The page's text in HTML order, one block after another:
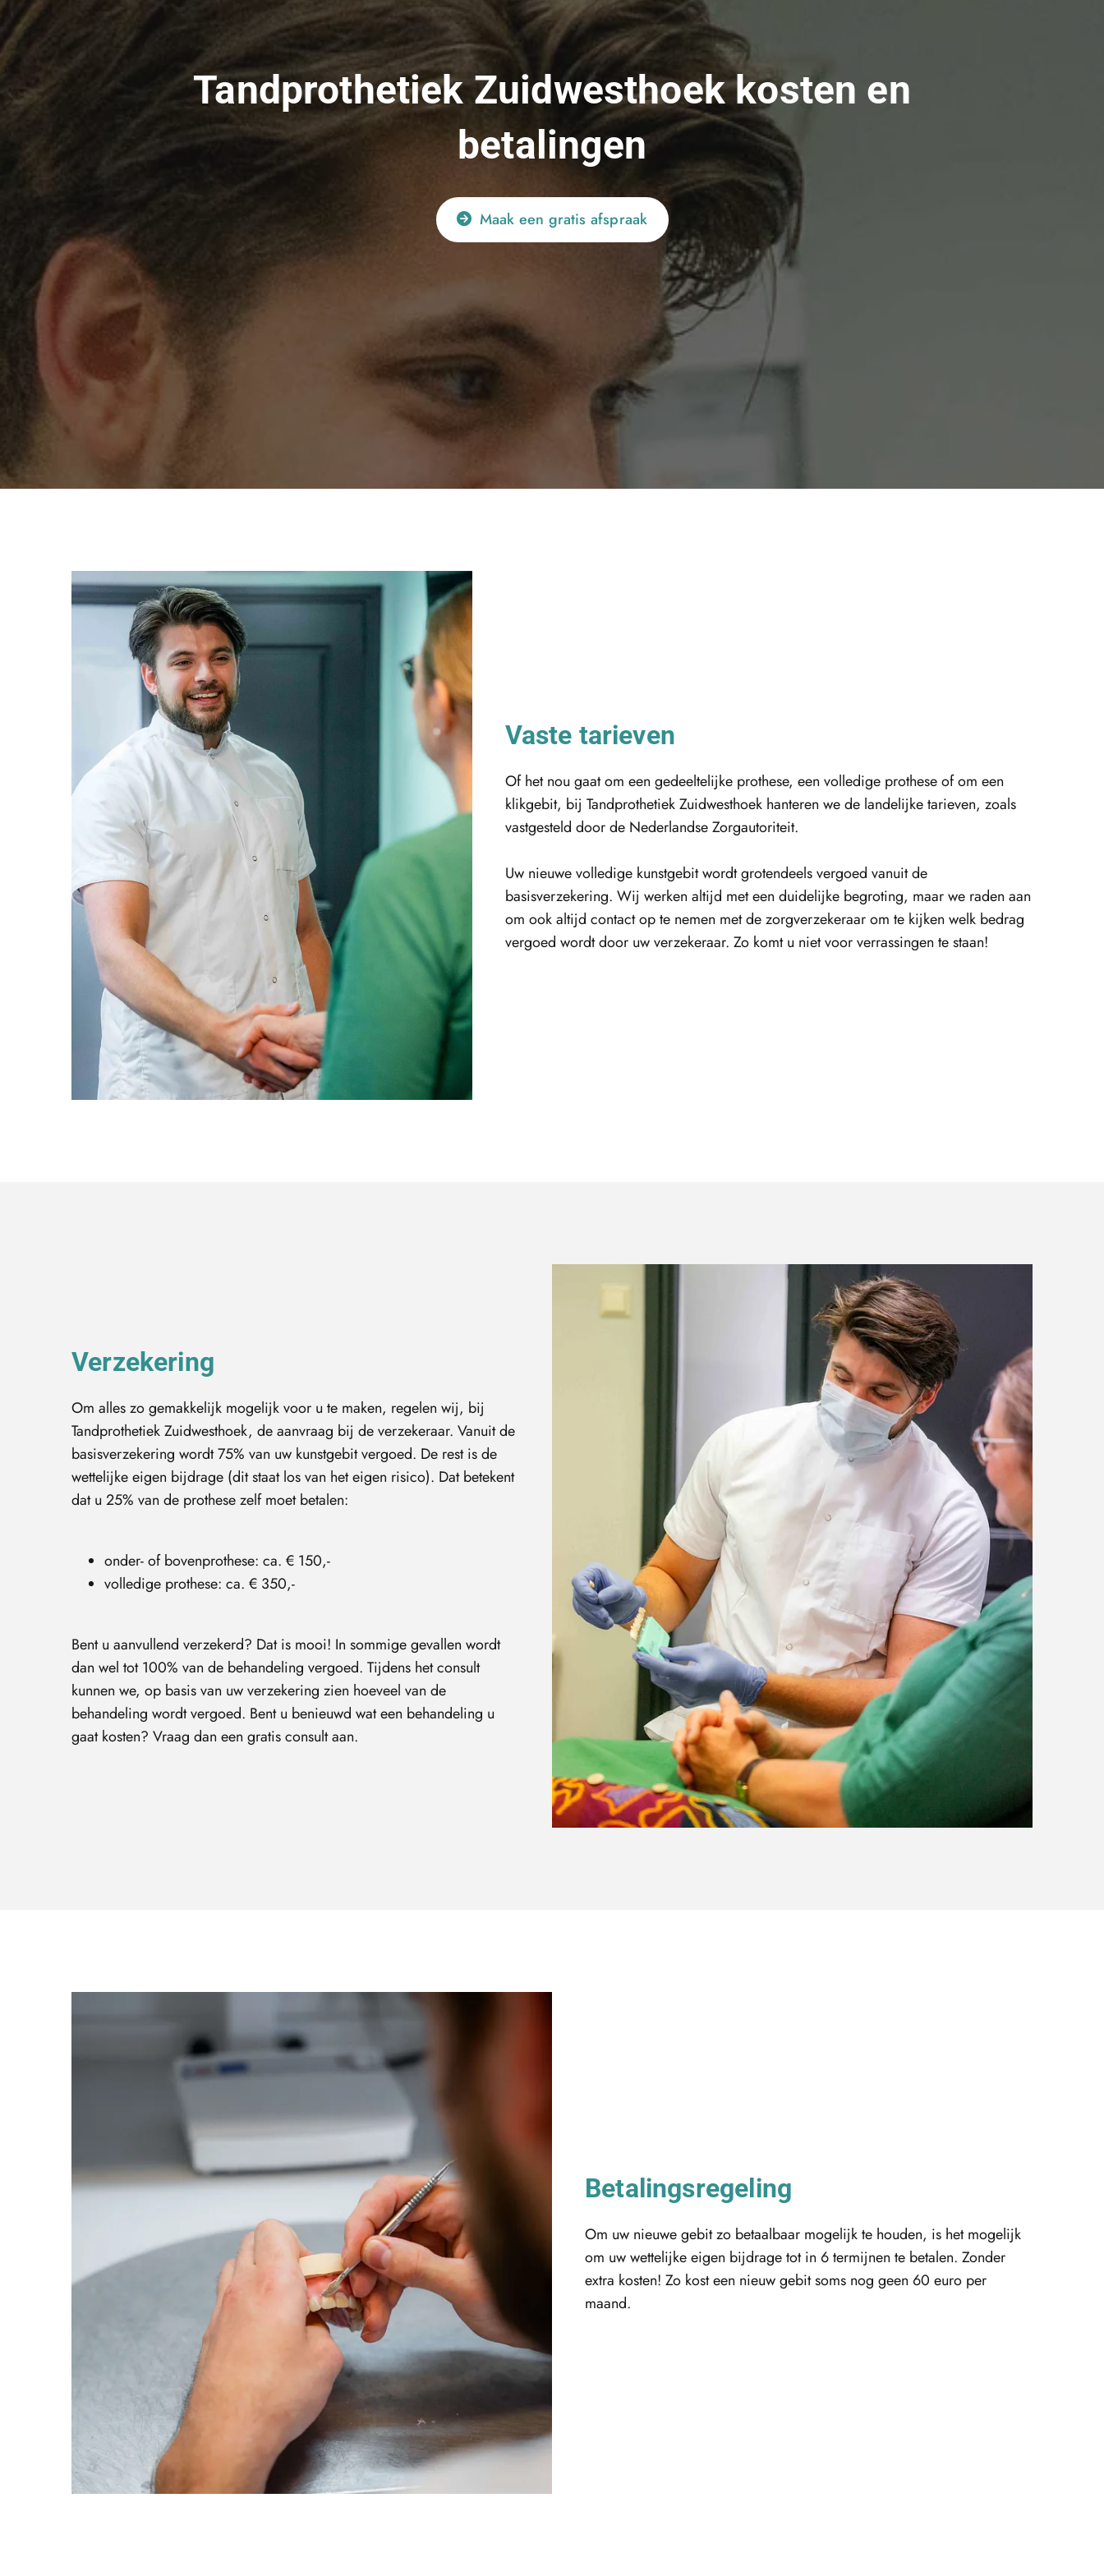
Tandprothetiek Zuidwesthoek kosten en
betalingen
Maak een gratis afspraak
Vaste tarieven
Of het nou gaat om een gedeeltelijke prothese, een volledige prothese of om een
klikgebit, bij Tandprothetiek Zuidwesthoek hanteren we de landelijke tarieven, zoals
vastgesteld door de Nederlandse Zorgautoriteit.
Uw nieuwe volledige kunstgebit wordt grotendeels vergoed vanuit de
basisverzekering. Wij werken altijd met een duidelijke begroting, maar we raden aan
om ook altijd contact op te nemen met de zorgverzekeraar om te kijken welk bedrag
vergoed wordt door uw verzekeraar. Zo komt u niet voor verrassingen te staan!
Verzekering
Om alles zo gemakkelijk mogelijk voor u te maken, regelen wij, bij
Tandprothetiek Zuidwesthoek, de aanvraag bij de verzekeraar. Vanuit de
basisverzekering wordt 75% van uw kunstgebit vergoed. De rest is de
wettelijke eigen bijdrage (dit staat los van het eigen risico). Dat betekent
dat u 25% van de prothese zelf moet betalen:
onder- of bovenprothese: ca. € 150,-
volledige prothese: ca. € 350,-
Bent u aanvullend verzekerd? Dat is mooi! In sommige gevallen wordt
dan wel tot 100% van de behandeling vergoed. Tijdens het consult
kunnen we, op basis van uw verzekering zien hoeveel van de
behandeling wordt vergoed. Bent u benieuwd wat een behandeling u
gaat kosten? Vraag dan een gratis consult aan.
Betalingsregeling
Om uw nieuwe gebit zo betaalbaar mogelijk te houden, is het mogelijk
om uw wettelijke eigen bijdrage tot in 6 termijnen te betalen. Zonder
extra kosten! Zo kost een nieuw gebit soms nog geen 60 euro per
maand.